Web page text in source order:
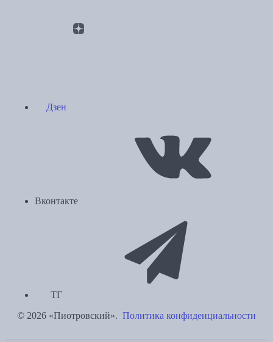
Дзен
Вконтакте
ТГ
© 2026 «Пиотровский». Политика конфиденциальности